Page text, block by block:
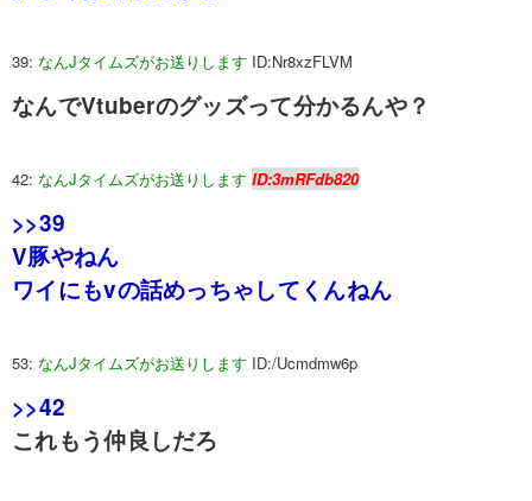
39: なんJタイムズがお送りします ID:Nr8xzFLVM
なんでVtuberのグッズって分かるんや？
42: なんJタイムズがお送りします ID:3mRFdb820
>>39
V豚やねん
ワイにもvの話めっちゃしてくんねん
53: なんJタイムズがお送りします ID:/Ucmdmw6p
>>42
これもう仲良しだろ